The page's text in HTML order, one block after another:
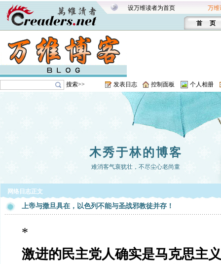
设万维读者为首页 万维
首 页
搜索>> 发表日志 控制面板 个人相册
木秀于林的博客
难消客气衰犹壮，不尽尘心老尚童
网络日志正文
上帝与撒旦具在，以色列不能与圣战邪教徒并存！
*
激进的民主党人确实是马克思主